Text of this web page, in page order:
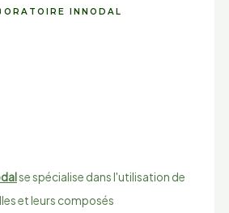
INNODAL
se spécialise dans l'utilisation de
et leurs composés